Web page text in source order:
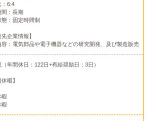
：6:4
間：長期
態：固定時間制
先企業情報】
容：電気部品や電子機器などの研究開発、及び製造販売
（年間休日：122日+有給奨励日：3日）
休暇】
暇
暇